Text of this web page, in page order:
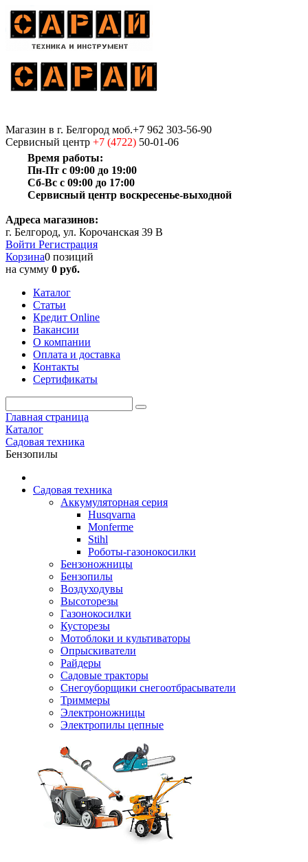
Магазин в г. Белгород моб.+7 962 303-56-90
Сервисный центр +7 (4722) 50-01-06
Время работы:
Пн-Пт с 09:00 до 19:00
Сб-Вс с 09:00 до 17:00
Сервисный центр воскресенье-выходной
Адреса магазинов:
г. Белгород, ул. Корочанская 39 В
Войти Регистрация
Корзина0 позиций
на сумму 0 руб.
Каталог
Статьи
Кредит Online
Вакансии
О компании
Оплата и доставка
Контакты
Сертификаты
Главная страница
Каталог
Садовая техника
Бензопилы
Садовая техника
Аккумуляторная серия
Husqvarna
Monferme
Stihl
Роботы-газонокосилки
Бензоножницы
Бензопилы
Воздухо­дувы
Высоторезы
Газонокосилки
Кусторезы
Мотоблоки и культиваторы
Опрыскиватели
Райдеры
Садовые тракторы
Снегоуборщики снегоотбрасыватели
Триммеры
Электроножницы
Электропилы цепные